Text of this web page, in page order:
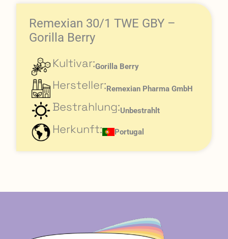
Remexian 30/1 TWE GBY –
Gorilla Berry
Kultivar:Gorilla Berry
Hersteller:Remexian Pharma GmbH
Bestrahlung:Unbestrahlt
Herkunft: Portugal